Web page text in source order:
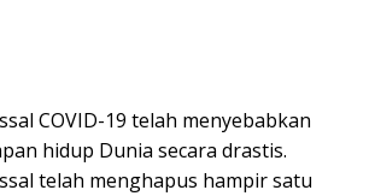
COVID-19 telah menyebabkan
hidup Dunia secara drastis.
telah menghapus hampir satu